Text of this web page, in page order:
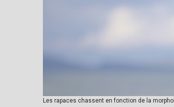
Les rapaces chassent en fonction de la